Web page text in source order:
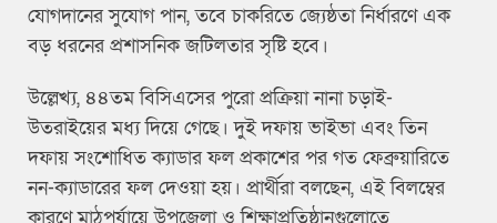
যোগদানের সুযোগ পান, তবে চাকরিতে জ্যেষ্ঠতা নির্ধারণে এক
বড় ধরনের প্রশাসনিক জটিলতার সৃষ্টি হবে।
উল্লেখ্য, ৪৪তম বিসিএসের পুরো প্রক্রিয়া নানা চড়াই-
উতরাইয়ের মধ্য দিয়ে গেছে। দুই দফায় ভাইভা এবং তিন
দফায় সংশোধিত ক্যাডার ফল প্রকাশের পর গত ফেব্রুয়ারিতে
নন-ক্যাডারের ফল দেওয়া হয়। প্রার্থীরা বলছেন, এই বিলম্বের